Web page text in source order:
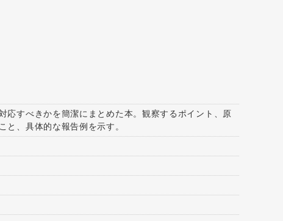
応すべきかを簡潔にまとめた本。観察するポイント、原
と、具体的な報告例を示す。